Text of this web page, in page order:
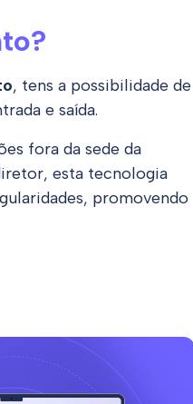
, tens a possibilidade de
e saída.
fora da sede da
esta tecnologia
promovendo